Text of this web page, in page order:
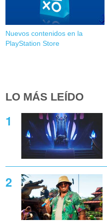
Nuevos contenidos en la
PlayStation Store
LO MÁS LEÍDO